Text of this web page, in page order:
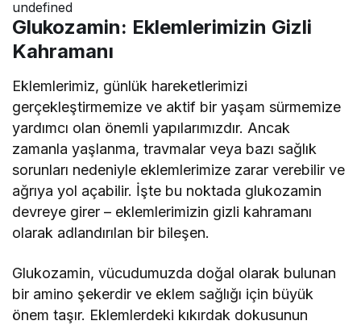
undefined
Glukozamin: Eklemlerimizin Gizli
Kahramanı
Eklemlerimiz, günlük hareketlerimizi
gerçekleştirmemize ve aktif bir yaşam sürmemize
yardımcı olan önemli yapılarımızdır. Ancak
zamanla yaşlanma, travmalar veya bazı sağlık
sorunları nedeniyle eklemlerimize zarar verebilir ve
ağrıya yol açabilir. İşte bu noktada glukozamin
devreye girer – eklemlerimizin gizli kahramanı
olarak adlandırılan bir bileşen.
Glukozamin, vücudumuzda doğal olarak bulunan
bir amino şekerdir ve eklem sağlığı için büyük
önem taşır. Eklemlerdeki kıkırdak dokusunun